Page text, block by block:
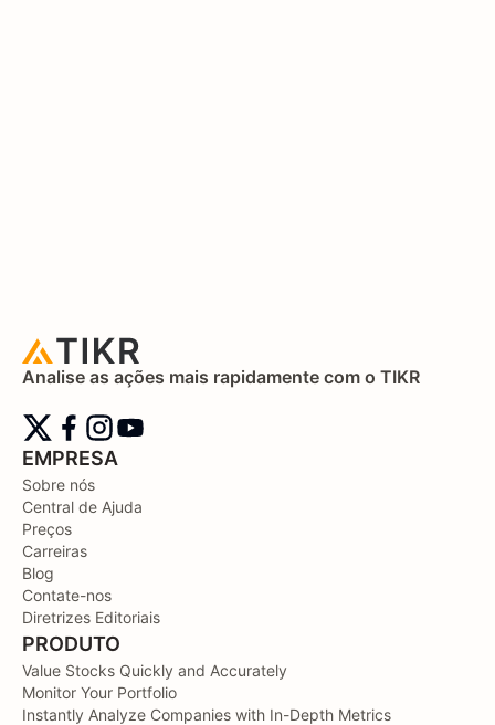
Analise as ações mais rapidamente com o TIKR
EMPRESA
Sobre nós
Central de Ajuda
Preços
Carreiras
Blog
Contate-nos
Diretrizes Editoriais
PRODUTO
Value Stocks Quickly and Accurately
Monitor Your Portfolio
Instantly Analyze Companies with In-Depth Metrics